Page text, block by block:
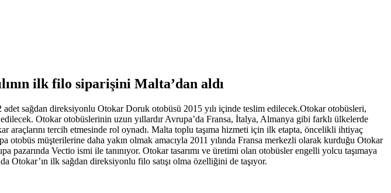
ilk filo siparişini Malta’dan aldı
sağdan direksiyonlu Otokar Doruk otobüsü 2015 yılı içinde teslim edilecek.Otokar otobüsleri,
Otokar otobüslerinin uzun yıllardır Avrupa’da Fransa, İtalya, Almanya gibi farklı ülkelerde
araçlarını tercih etmesinde rol oynadı. Malta toplu taşıma hizmeti için ilk etapta, öncelikli ihtiyaç
müşterilerine daha yakın olmak amacıyla 2011 yılında Fransa merkezli olarak kurduğu Otokar
Vectio ismi ile tanınıyor. Otokar tasarımı ve üretimi olan otobüsler engelli yolcu taşımaya
Otokar’ın ilk sağdan direksiyonlu filo satışı olma özelliğini de taşıyor.